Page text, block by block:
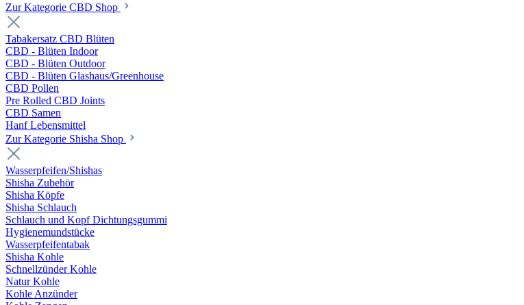
Zur Kategorie CBD Shop
Tabakersatz CBD Blüten
CBD - Blüten Indoor
CBD - Blüten Outdoor
CBD - Blüten Glashaus/Greenhouse
CBD Pollen
Pre Rolled CBD Joints
CBD Samen
Hanf Lebensmittel
Zur Kategorie Shisha Shop
Wasserpfeifen/Shishas
Shisha Zubehör
Shisha Köpfe
Shisha Schlauch
Schlauch und Kopf Dichtungsgummi
Hygienemundstücke
Wasserpfeifentabak
Shisha Kohle
Schnellzünder Kohle
Natur Kohle
Kohle Anzünder